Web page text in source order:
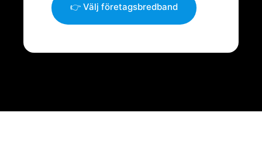
👉 Välj företagsbredband